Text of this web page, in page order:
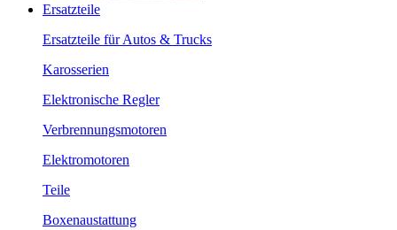
Ersatzteile
Ersatzteile für Autos & Trucks
Karosserien
Elektronische Regler
Verbrennungsmotoren
Elektromotoren
Teile
Boxenaustattung